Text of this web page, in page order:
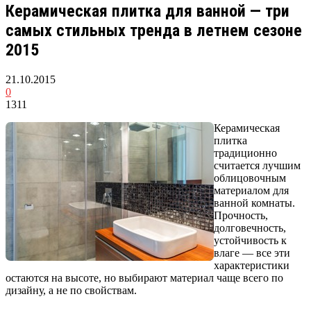
Керамическая плитка для ванной — три
самых стильных тренда в летнем сезоне
2015
21.10.2015
0
1311
Керамическая
плитка
традиционно
считается лучшим
облицовочным
материалом для
ванной комнаты.
Прочность,
долговечность,
устойчивость к
влаге — все эти
характеристики
остаются на высоте, но выбирают материал чаще всего по
дизайну, а не по свойствам.